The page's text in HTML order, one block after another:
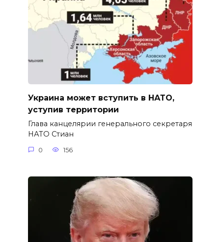
Украина может вступить в НАТО,
уступив территории
Глава канцелярии генерального секретаря
НАТО Стиан
0 156